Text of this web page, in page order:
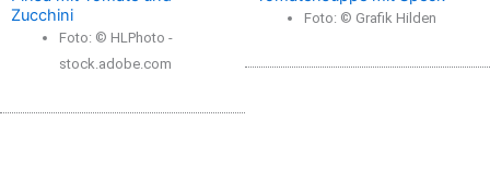
Zucchini
Foto: © HLPhoto -
stock.adobe.com
Foto: © Grafik Hilden